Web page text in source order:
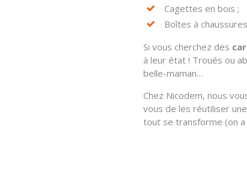
Cagettes en bois ;
Boîtes à
Si vous cherchez des
à leur état ! Troués ou
belle-maman…
Chez Nicodem, nous
vous de les réutiliser
tout se transforme (on a